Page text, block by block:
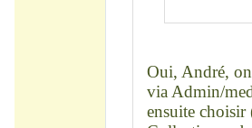
Oui, André,
via Admin/
ensuite choisir